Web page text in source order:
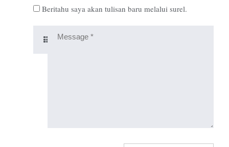
Beritahu saya akan tulisan baru melalui surel.